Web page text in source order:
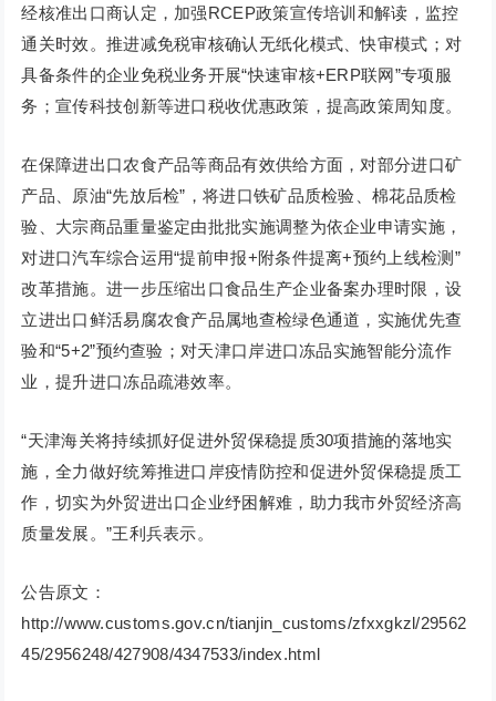
经核准出口商认定，加强RCEP政策宣传培训和解读，监控
通关时效。推进减免税审核确认无纸化模式、快审模式；对
具备条件的企业免税业务开展“快速审核+ERP联网”专项服
务；宣传科技创新等进口税收优惠政策，提高政策周知度。
在保障进出口农食产品等商品有效供给方面，对部分进口矿
产品、原油“先放后检”，将进口铁矿品质检验、棉花品质检
验、大宗商品重量鉴定由批批实施调整为依企业申请实施，
对进口汽车综合运用“提前申报+附条件提离+预约上线检测”
改革措施。进一步压缩出口食品生产企业备案办理时限，设
立进出口鲜活易腐农食产品属地查检绿色通道，实施优先查
验和“5+2”预约查验；对天津口岸进口冻品实施智能分流作
业，提升进口冻品疏港效率。
“天津海关将持续抓好促进外贸保稳提质30项措施的落地实
施，全力做好统筹推进口岸疫情防控和促进外贸保稳提质工
作，切实为外贸进出口企业纾困解难，助力我市外贸经济高
质量发展。”王利兵表示。
公告原文：
http://www.customs.gov.cn/tianjin_customs/zfxxgkzl/29562
45/2956248/427908/4347533/index.html